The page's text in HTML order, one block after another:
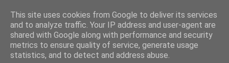
Miloš Sedramač
rodák z Rače
This site uses cookies from Google to deliver its services
and to analyze traffic. Your IP address and user-agent are
shared with Google along with performance and security
metrics to ensure quality of service, generate usage
statistics, and to detect and address abuse.